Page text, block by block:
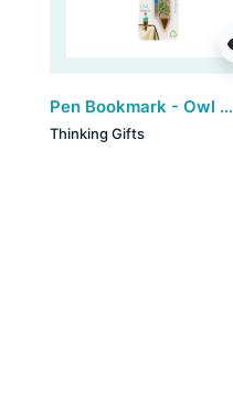
Pen Bookmark - Owl (set van 6)
Thinking Gifts